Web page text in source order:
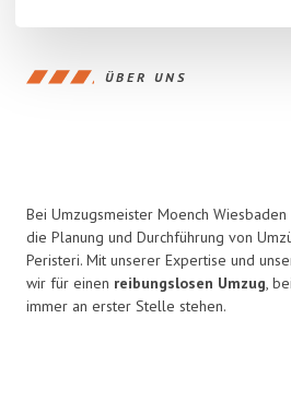
ÜBER UNS
Bei Umzugsmeister Moench
die Planung und Durchführung von
Peristeri. Mit unserer Expertise und
wir für einen reibungslosen Umzug,
immer an erster Stelle stehen.